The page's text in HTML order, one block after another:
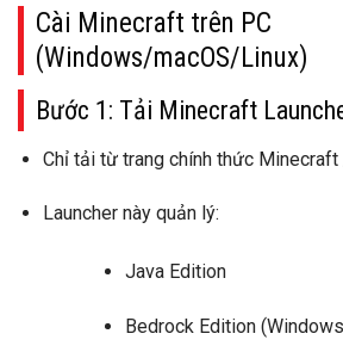
Cài Minecraft trên PC
(Windows/macOS/Linux)
Bước 1: Tải Minecraft
Chỉ tải từ trang chính thức
Launcher này quản lý:
Java Edition
Bedrock Edition